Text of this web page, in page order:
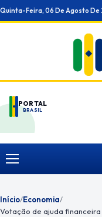
Ir
para
Quinta-Feira, 06 De Agosto De
PORTAL
BRASIL
Menu
Início/Economia/